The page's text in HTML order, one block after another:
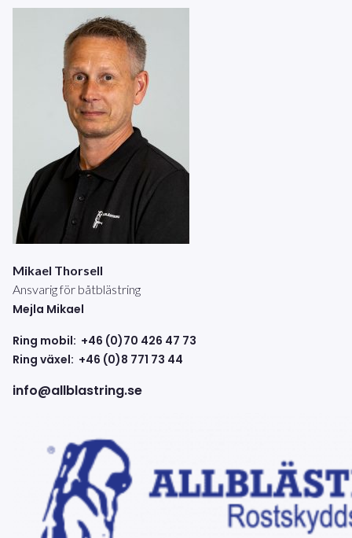
Mikael Thorsell
Ansvarig för båtblästring
Mejla Mikael
Ring mobil: +46 (0)70 426 47 73
Ring växel: +46 (0)8 771 73 44
info@allblastring.se